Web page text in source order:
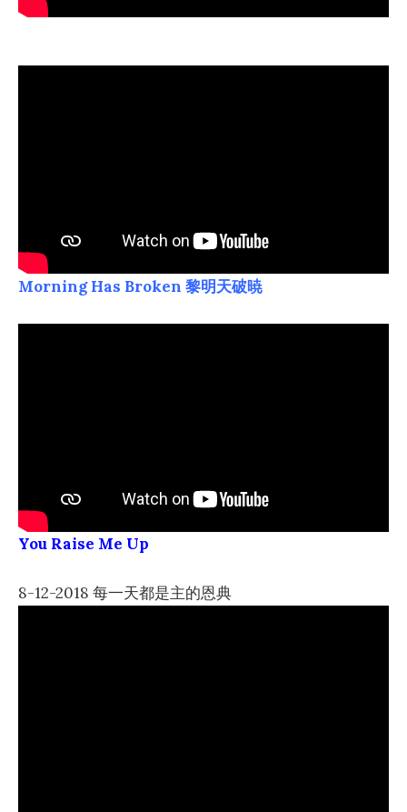
Morning Has Broken 黎明天破暁
You Raise Me Up
8-12-2018 每一天都是主的恩典